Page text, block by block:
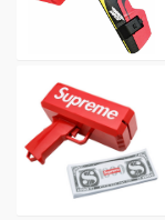
Massage
Thao
Dã
Ngoại